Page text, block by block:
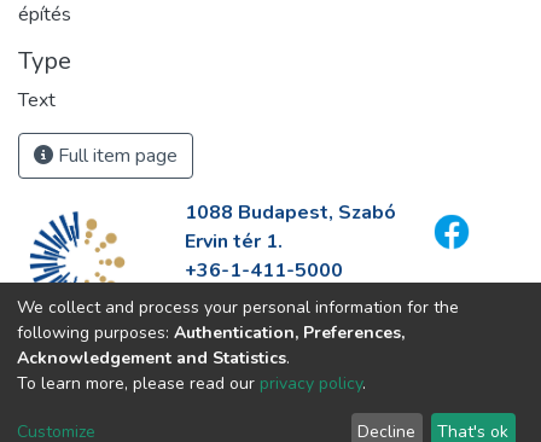
építés
Type
Text
Full item page
1088 Budapest, Szabó
Ervin tér 1.
+36-1-411-5000
info@fszek.hu
https://fszek.hu
We collect and process your personal information for the
following purposes: Authentication, Preferences,
Acknowledgement and Statistics.
To learn more, please read our privacy policy.
Customize Decline That's ok